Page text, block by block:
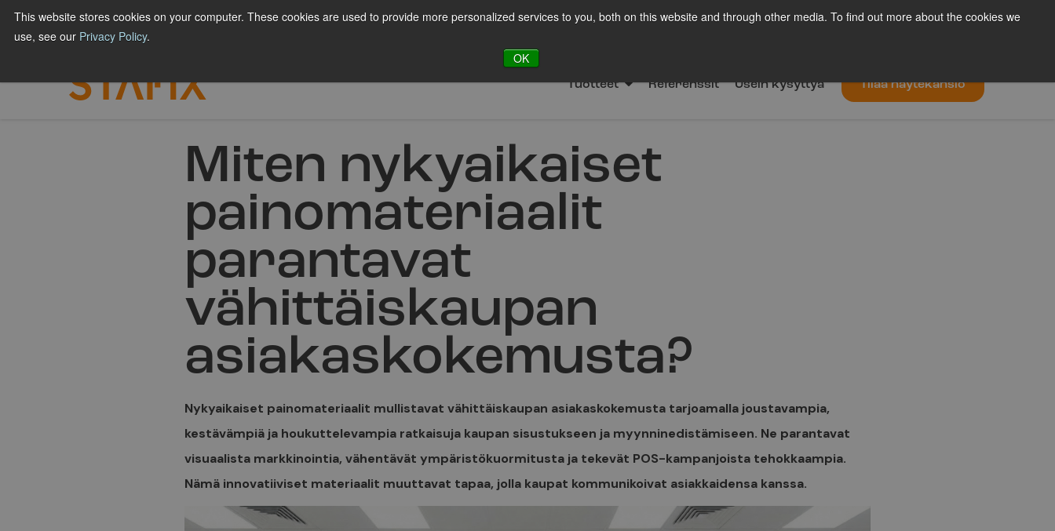
This website stores cookies on your computer. These cookies are used to provide more personalized services to you, both on this website and through other media. To find out more about the cookies we
use, see our Privacy Policy.
OK
Hyppää
sisältöön
BRÄNDIT JA MYYMÄLÄMAINONTA PAINOTALOT Ota yhteyttä Meistä Uutiskirje Blogi Fi
Tuotteet Referenssit Usein kysyttyä Tilaa näytekansio
Miten nykyaikaiset
painomateriaalit
parantavat
vähittäiskaupan
asiakaskokemusta?
Nykyaikaiset painomateriaalit mullistavat vähittäiskaupan asiakaskokemusta tarjoamalla joustavampia,
kestävämpiä ja houkuttelevampia ratkaisuja kaupan sisustukseen ja myynninedistämiseen. Ne parantavat
visuaalista markkinointia, vähentävät ympäristökuormitusta ja tekevät POS-kampanjoista tehokkaampia.
Nämä innovatiiviset materiaalit muuttavat tapaa, jolla kaupat kommunikoivat asiakkaidensa kanssa.